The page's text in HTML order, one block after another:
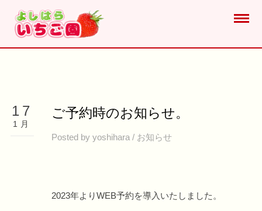
17
1月
ご予約時のお知らせ。
Posted by yoshihara/ お知らせ
2023年よりWEB予約を導入いたしました。